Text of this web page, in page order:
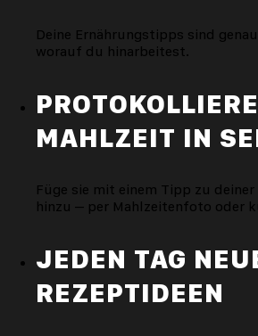
Deine Ernährungstipps sind
worauf du hinarbeitest.
MAHLZEIT IN
Füge sie mit einem Tipp zu
hinzu – per Mahlzeitenfoto oder
JEDEN TAG
REZEPTIDEEN